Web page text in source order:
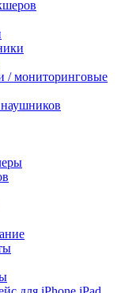
мониторинговые